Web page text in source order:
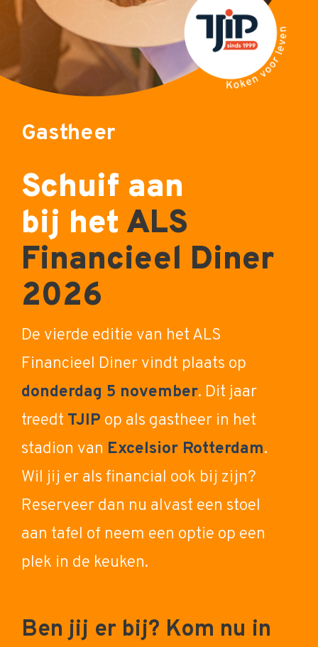
Gastheer
Schuif aan
bij het ALS
Financieel Diner
2026
De vierde editie van het ALS
Financieel Diner vindt plaats op
donderdag 5 november. Dit jaar
treedt TJIP op als gastheer in het
stadion van Excelsior Rotterdam.
Wil jij er als financial ook bij zijn?
Reserveer dan nu alvast een stoel
aan tafel of neem een optie op een
plek in de keuken.
Ben jij er bij? Kom nu in